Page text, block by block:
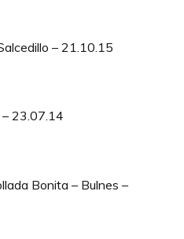
– 21.10.15
– 23.07.14
Bonita – Bulnes –